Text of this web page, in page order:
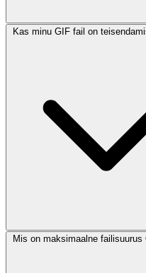
Kas minu GIF fail on
Mis on maksimaalne